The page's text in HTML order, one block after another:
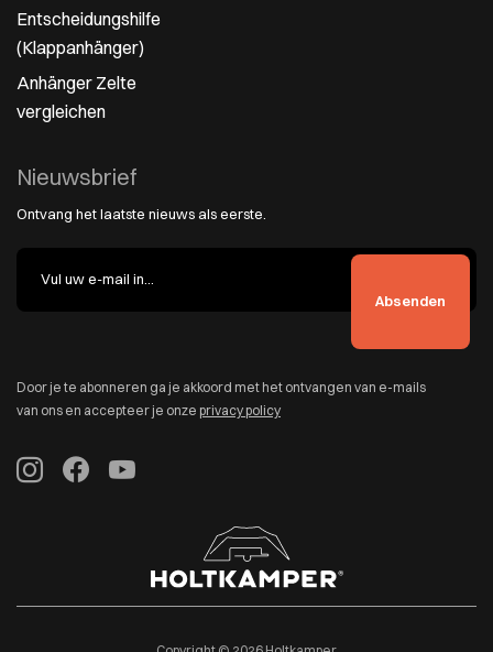
Entscheidungshilfe
(Klappanhänger)
Anhänger Zelte
vergleichen
Nieuwsbrief
Ontvang het laatste nieuws als eerste.
Door je te abonneren ga je akkoord met het ontvangen van e-mails
van ons en accepteer je onze privacy policy